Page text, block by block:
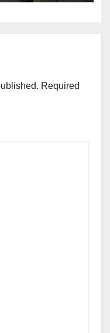
Required